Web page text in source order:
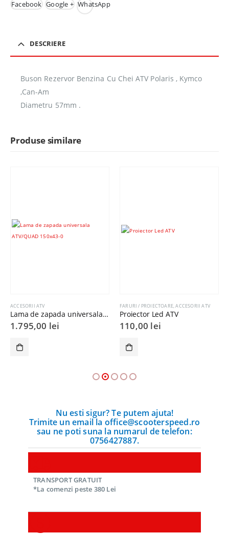
Facebook Google + WhatsApp
DESCRIERE
Buson Rezervor Benzina Cu Chei ATV Polaris , Kymco
,Can-Am
Diametru 57mm .
Produse similare
FARURI / PROIECTOARE
Proiector Led ATV
110,00lei
MANSOANE SCUTER/MOTO/ATV,MANSOANE GHIDON
55,00 lei
Nu esti sigur? Te putem ajuta!
Trimite un email la office@scooterspeed.ro
sau ne poti suna la numarul de telefon:
0756427887.
TRANSPORT GRATUIT
*La comenzi peste 380 Lei